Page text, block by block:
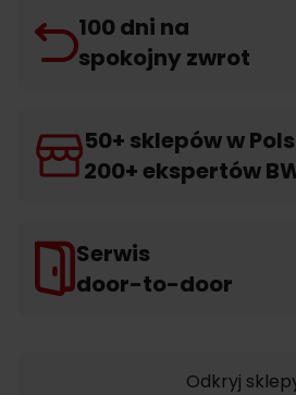
100 dni na
spokojny zwrot
50+ sklepów w
200+ ekspertów
Serwis
door-to-door
Odkryj